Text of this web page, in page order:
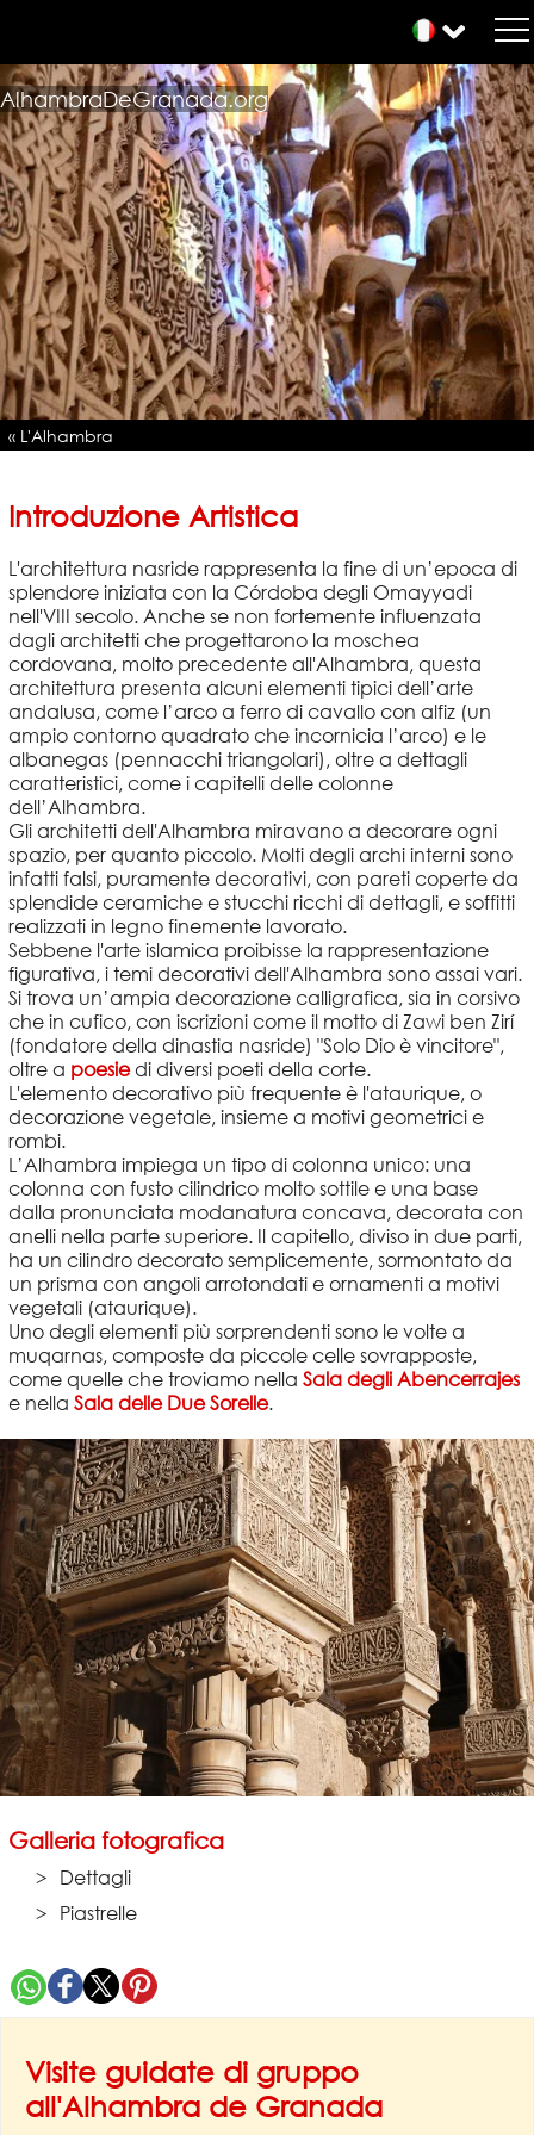
AlhambraDeGranada.org
« L'Alhambra
Introduzione Artistica
L'architettura nasride rappresenta la fine di un’epoca di
splendore iniziata con la Córdoba degli Omayyadi
nell'VIII secolo. Anche se non fortemente influenzata
dagli architetti che progettarono la moschea
cordovana, molto precedente all'Alhambra, questa
architettura presenta alcuni elementi tipici dell’arte
andalusa, come l’arco a ferro di cavallo con alfiz (un
ampio contorno quadrato che incornicia l’arco) e le
albanegas (pennacchi triangolari), oltre a dettagli
caratteristici, come i capitelli delle colonne
dell’Alhambra.
Gli architetti dell'Alhambra miravano a decorare ogni
spazio, per quanto piccolo. Molti degli archi interni sono
infatti falsi, puramente decorativi, con pareti coperte da
splendide ceramiche e stucchi ricchi di dettagli, e soffitti
realizzati in legno finemente lavorato.
Sebbene l'arte islamica proibisse la rappresentazione
figurativa, i temi decorativi dell'Alhambra sono assai vari.
Si trova un’ampia decorazione calligrafica, sia in corsivo
che in cufico, con iscrizioni come il motto di Zawi ben Zirí
(fondatore della dinastia nasride) "Solo Dio è vincitore",
oltre a poesiedi diversi poeti della corte.
L'elemento decorativo più frequente è l'ataurique, o
decorazione vegetale, insieme a motivi geometrici e
rombi.
L’Alhambra impiega un tipo di colonna unico: una
colonna con fusto cilindrico molto sottile e una base
dalla pronunciata modanatura concava, decorata con
anelli nella parte superiore. Il capitello, diviso in due parti,
ha un cilindro decorato semplicemente, sormontato da
un prisma con angoli arrotondati e ornamenti a motivi
vegetali (ataurique).
Uno degli elementi più sorprendenti sono le volte a
muqarnas, composte da piccole celle sovrapposte,
come quelle che troviamo nella Sala degli Abencerrajes
e nella Sala delle Due Sorelle.
Galleria fotografica
Dettagli
Piastrelle
Visite guidate di gruppo
all'Alhambra de Granada